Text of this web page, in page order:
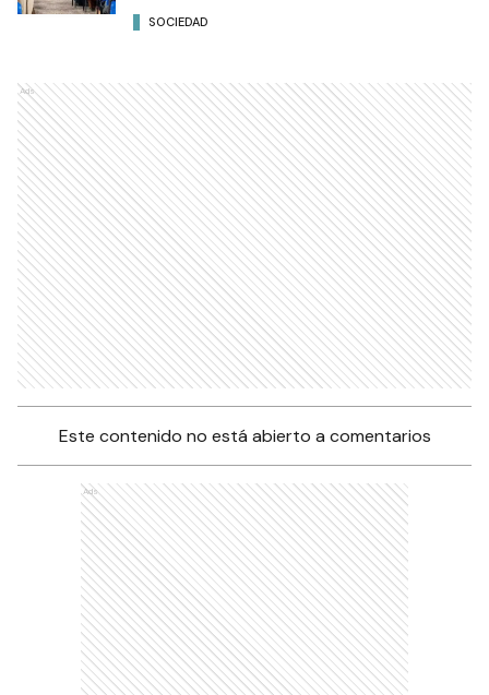
SOCIEDAD
Ads
Este contenido no está abierto a comentarios
Ads